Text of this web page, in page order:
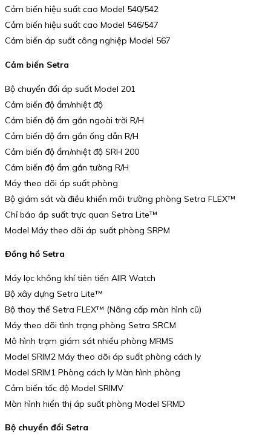
Cảm biến hiệu suất cao Model 540/542
Cảm biến hiệu suất cao Model 546/547
Cảm biến áp suất công nghiệp Model 567
Cảm biến Setra
Bộ chuyển đổi áp suất Model 201
Cảm biến độ ẩm/nhiệt độ
Cảm biến độ ẩm gắn ngoài trời R/H
Cảm biến độ ẩm gắn ống dẫn R/H
Cảm biến độ ẩm/nhiệt độ SRH 200
Cảm biến độ ẩm gắn tường R/H
Máy theo dõi áp suất phòng
Bộ giám sát và điều khiển môi trường phòng Setra FLEX™
Chỉ báo áp suất trực quan Setra Lite™
Model Máy theo dõi áp suất phòng SRPM
Đồng hồ Setra
Máy lọc không khí tiên tiến AIIR Watch
Bộ xây dựng Setra Lite™
Bộ thay thế Setra FLEX™ (Nâng cấp màn hình cũ)
Máy theo dõi tình trạng phòng Setra SRCM
Mô hình trạm giám sát nhiều phòng MRMS
Model SRIM2 Máy theo dõi áp suất phòng cách ly
Model SRIM1 Phòng cách ly Màn hình phòng
Cảm biến tốc độ Model SRIMV
Màn hình hiển thị áp suất phòng Model SRMD
Bộ chuyển đổi Setra